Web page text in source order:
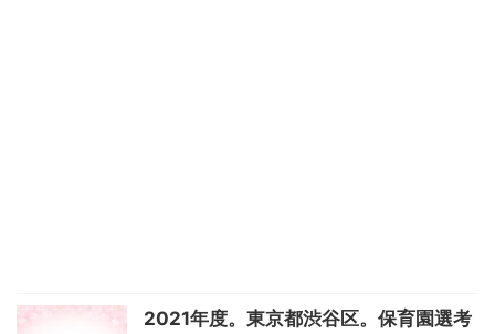
2021年度。東京都渋谷区。保育園選考